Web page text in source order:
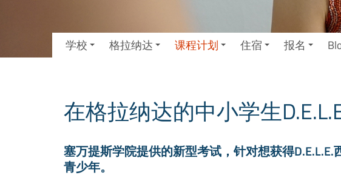
学校 格拉纳达 课程计划 住宿 报名
在格拉纳达的中小学生
塞万提斯学院提供的新型考试，针对想获得
青少年。